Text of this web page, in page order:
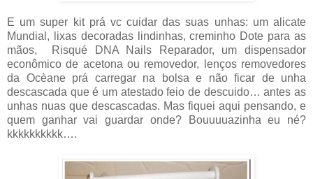
E um super kit prá vc cuidar das suas unhas: um alicate
Mundial, lixas decoradas lindinhas, creminho Dote para as
mãos, Risqué DNA Nails Reparador, um dispensador
econômico de acetona ou removedor, lenços removedores
da Ocèane prá carregar na bolsa e não ficar de unha
descascada que é um atestado feio de descuido… antes as
unhas nuas que descascadas. Mas fiquei aqui pensando, e
quem ganhar vai guardar onde? Bouuuuazinha eu né?
kkkkkkkkkk….